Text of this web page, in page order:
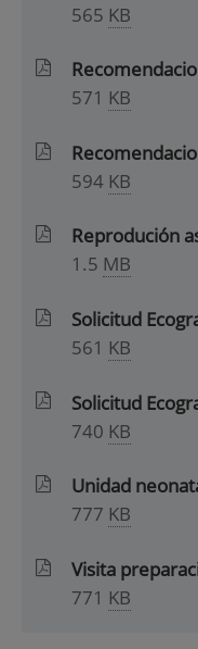
565 KB
571 KB
594 KB
Reprodución
1.5 MB
Solicitud
561 KB
Solicitud
740 KB
Unidad
777 KB
Visita
771 KB